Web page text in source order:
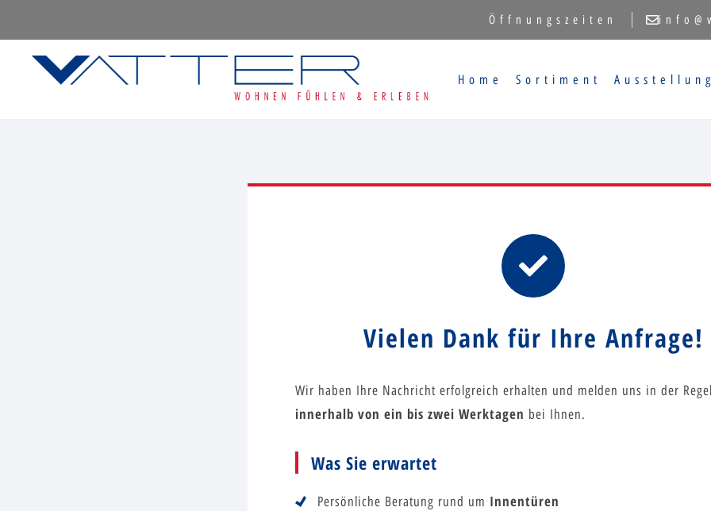
Öffnungszeiten
Home Sortiment Ausstellung
Vielen Dank für Ihre Anfrage!
Wir haben Ihre Nachricht erfolgreich erhalten und melden uns in der Regel
innerhalb von ein bis zwei Werktagen bei Ihnen.
Was Sie erwartet
Persönliche Beratung rund um Innentüren